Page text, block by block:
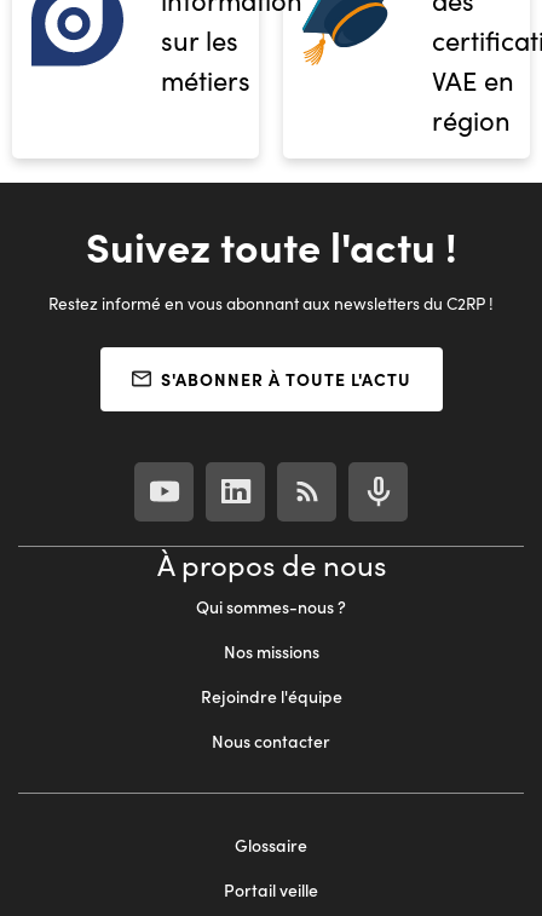
sur les
métiers
VAE en
région
Suivez toute l'actu !
Restez informé en vous abonnant aux newsletters du C2RP !
S'ABONNER À TOUTE L'ACTU
À propos de nous
Qui sommes-nous ?
Nos missions
Rejoindre l'équipe
Nous contacter
Glossaire
Portail veille